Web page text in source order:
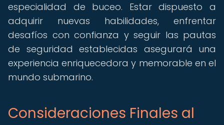
especialidad de buceo. Estar dispuesto a
adquirir nuevas habilidades, enfrentar
desafíos con confianza y seguir las pautas
de seguridad establecidas asegurará una
experiencia enriquecedora y memorable en el
mundo submarino.
Consideraciones Finales al